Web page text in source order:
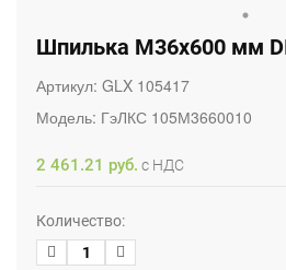
Шпилька M36х600 мм
Артикул: GLX 105417
Модель: ГэЛКС 105М3660010
2 461.21 руб. с НДС
Количество: